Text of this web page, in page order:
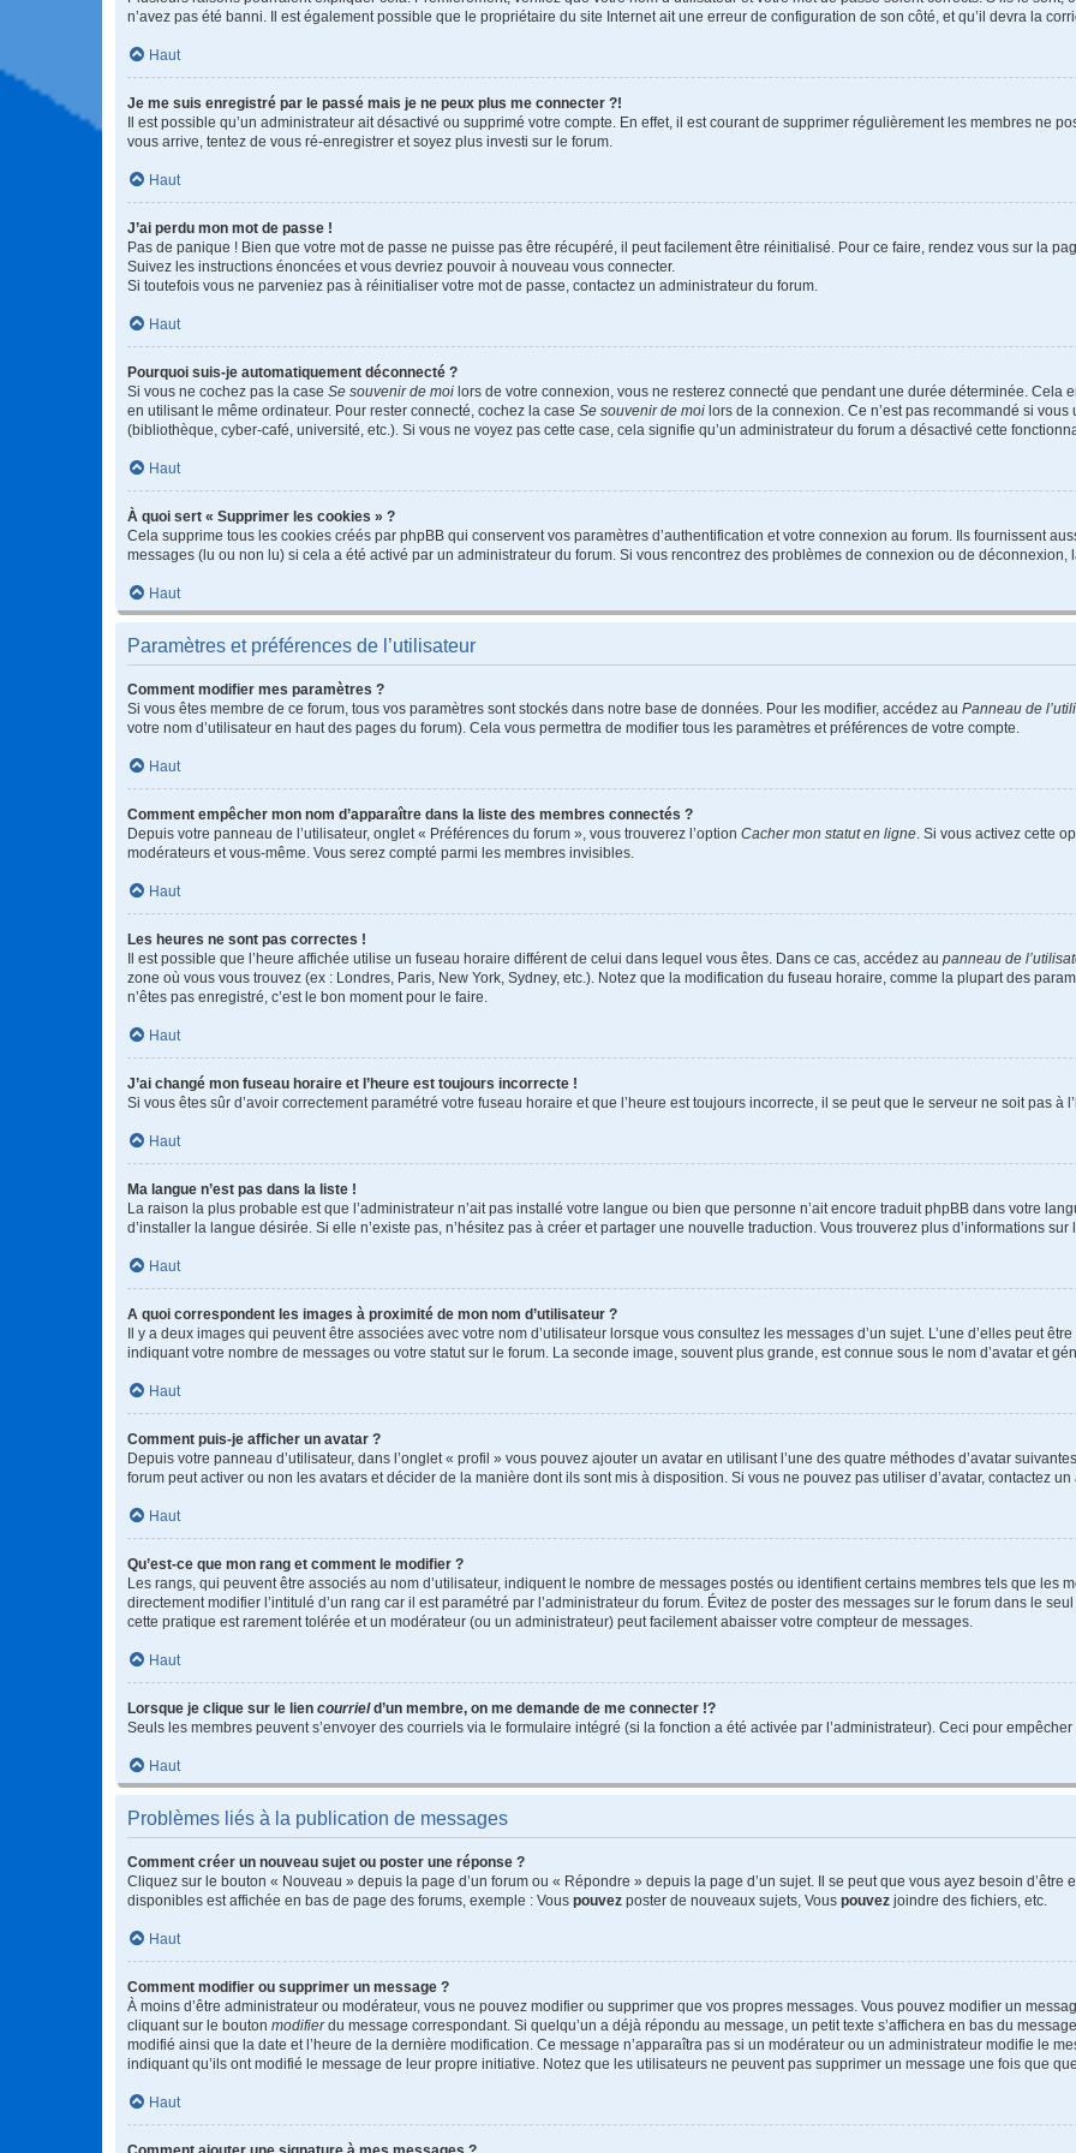
n’avez pas été banni. Il est également possible que le propriétaire du site Internet ait une erreur de configuration de son côté, et qu’il devra la
Haut
Je me suis enregistré par le passé mais je ne peux plus me connecter ?!
Il est possible qu’un administrateur ait désactivé ou supprimé votre compte. En effet, il est courant de supprimer régulièrement les membres ne
vous arrive, tentez de vous ré-enregistrer et soyez plus investi sur le forum.
Haut
J’ai perdu mon mot de passe !
Pas de panique ! Bien que votre mot de passe ne puisse pas être récupéré, il peut facilement être réinitialisé. Pour ce faire, rendez vous sur la
Suivez les instructions énoncées et vous devriez pouvoir à nouveau vous connecter.
Si toutefois vous ne parveniez pas à réinitialiser votre mot de passe, contactez un administrateur du forum.
Haut
Pourquoi suis-je automatiquement déconnecté ?
Si vous ne cochez pas la case Se souvenir de moi lors de votre connexion, vous ne resterez connecté que pendant une durée déterminée. Cela
en utilisant le même ordinateur. Pour rester connecté, cochez la case Se souvenir de moi lors de la connexion. Ce n’est pas recommandé si
(bibliothèque, cyber-café, université, etc.). Si vous ne voyez pas cette case, cela signifie qu’un administrateur du forum a désactivé cette
Haut
À quoi sert « Supprimer les cookies » ?
Cela supprime tous les cookies créés par phpBB qui conservent vos paramètres d’authentification et votre connexion au forum. Ils fournissent
messages (lu ou non lu) si cela a été activé par un administrateur du forum. Si vous rencontrez des problèmes de connexion ou de
Haut
Paramètres et préférences de l’utilisateur
Comment modifier mes paramètres ?
Si vous êtes membre de ce forum, tous vos paramètres sont stockés dans notre base de données. Pour les modifier, accédez au Panneau de
votre nom d’utilisateur en haut des pages du forum). Cela vous permettra de modifier tous les paramètres et préférences de votre compte.
Haut
Comment empêcher mon nom d’apparaître dans la liste des membres connectés ?
Depuis votre panneau de l’utilisateur, onglet « Préférences du forum », vous trouverez l’option Cacher mon statut en ligne . Si vous activez cette
modérateurs et vous-même. Vous serez compté parmi les membres invisibles.
Haut
Les heures ne sont pas correctes !
Il est possible que l’heure affichée utilise un fuseau horaire différent de celui dans lequel vous êtes. Dans ce cas, accédez au panneau de
zone où vous vous trouvez (ex : Londres, Paris, New York, Sydney, etc.). Notez que la modification du fuseau horaire, comme la plupart des
n’êtes pas enregistré, c’est le bon moment pour le faire.
Haut
J’ai changé mon fuseau horaire et l’heure est toujours incorrecte !
Si vous êtes sûr d’avoir correctement paramétré votre fuseau horaire et que l’heure est toujours incorrecte, il se peut que le serveur ne soit pas à
Haut
Ma langue n’est pas dans la liste !
La raison la plus probable est que l’administrateur n’ait pas installé votre langue ou bien que personne n’ait encore traduit phpBB dans votre
d’installer la langue désirée. Si elle n’existe pas, n’hésitez pas à créer et partager une nouvelle traduction. Vous trouverez plus d’informations
Haut
A quoi correspondent les images à proximité de mon nom d’utilisateur ?
Il y a deux images qui peuvent être associées avec votre nom d’utilisateur lorsque vous consultez les messages d’un sujet. L’une d’elles peut
indiquant votre nombre de messages ou votre statut sur le forum. La seconde image, souvent plus grande, est connue sous le nom d’avatar et
Haut
Comment puis-je afficher un avatar ?
Depuis votre panneau d’utilisateur, dans l’onglet « profil » vous pouvez ajouter un avatar en utilisant l’une des quatre méthodes d’avatar
forum peut activer ou non les avatars et décider de la manière dont ils sont mis à disposition. Si vous ne pouvez pas utiliser d’avatar, contactez
Haut
Qu’est-ce que mon rang et comment le modifier ?
Les rangs, qui peuvent être associés au nom d’utilisateur, indiquent le nombre de messages postés ou identifient certains membres tels que les
directement modifier l’intitulé d’un rang car il est paramétré par l’administrateur du forum. Évitez de poster des messages sur le forum dans le
cette pratique est rarement tolérée et un modérateur (ou un administrateur) peut facilement abaisser votre compteur de messages.
Haut
Lorsque je clique sur le lien courrield’un membre, on me demande de me connecter !?
Seuls les membres peuvent s’envoyer des courriels via le formulaire intégré (si la fonction a été activée par l’administrateur). Ceci pour
Haut
Problèmes liés à la publication de messages
Comment créer un nouveau sujet ou poster une réponse ?
Cliquez sur le bouton « Nouveau » depuis la page d’un forum ou « Répondre » depuis la page d’un sujet. Il se peut que vous ayez besoin
disponibles est affichée en bas de page des forums, exemple : Vous pouvez poster de nouveaux sujets, Vous pouvez joindre des fichiers, etc.
Haut
Comment modifier ou supprimer un message ?
À moins d’être administrateur ou modérateur, vous ne pouvez modifier ou supprimer que vos propres messages. Vous pouvez modifier un
cliquant sur le bouton modifierdu message correspondant. Si quelqu’un a déjà répondu au message, un petit texte s’affichera en bas du
modifié ainsi que la date et l’heure de la dernière modification. Ce message n’apparaîtra pas si un modérateur ou un administrateur modifie le
indiquant qu’ils ont modifié le message de leur propre initiative. Notez que les utilisateurs ne peuvent pas supprimer un message une fois que
Haut